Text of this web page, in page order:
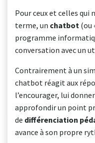
Pour ceux et celles qui
terme, un chatbot (ou
programme
conversation avec un
Contrairement à un
chatbot réagit aux
l’encourager, lui
approfondir un point
de différenciation
avance à son propre